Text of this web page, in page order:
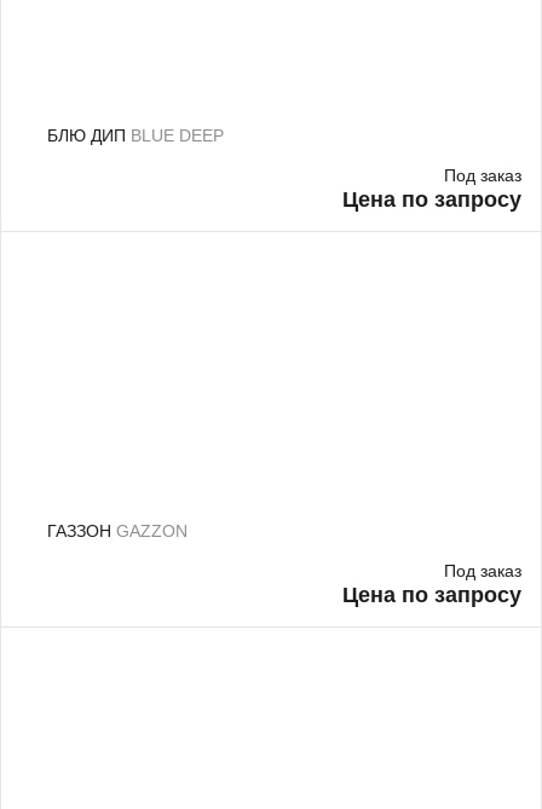
БЛЮ ДИП BLUE DEEP
Под заказ
Цена по запросу
ГАЗЗОН GAZZON
Под заказ
Цена по запросу